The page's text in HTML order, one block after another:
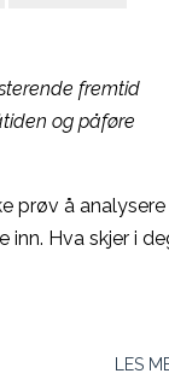
fremtid
og påføre
prøv å analysere
inn. Hva skjer i
LES